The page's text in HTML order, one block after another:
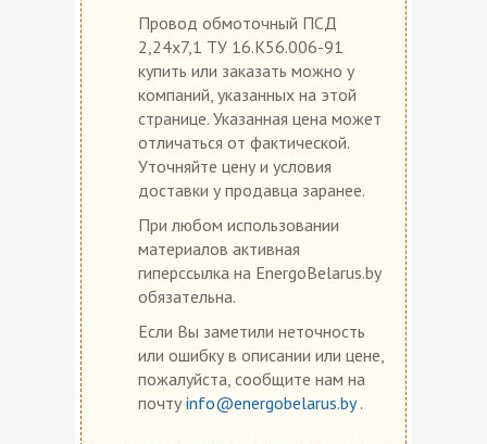
Провод обмоточный ПСД
2,24х7,1 ТУ 16.К56.006-91
купить или заказать можно у
компаний, указанных на этой
странице. Указанная цена может
отличаться от фактической.
Уточняйте цену и условия
доставки у продавца заранее.
При любом использовании
материалов активная
гиперссылка на EnergoBelarus.by
обязательна.
Если Вы заметили неточность
или ошибку в описании или цене,
пожалуйста, сообщите нам на
почту info@energobelarus.by.